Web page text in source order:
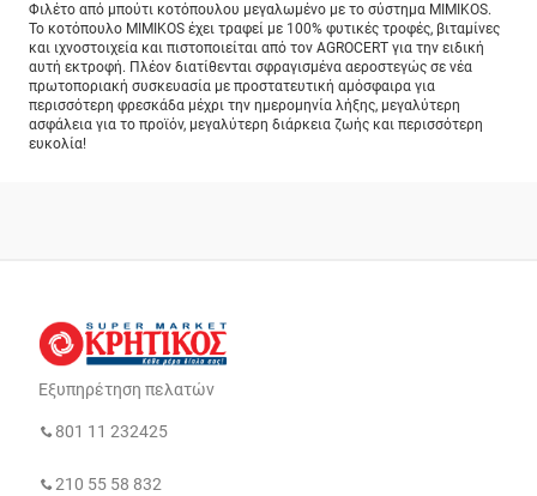
Φιλέτο από μπούτι κοτόπουλου μεγαλωμένο με το σύστημα MIMIKOS.
Το κοτόπουλο MIMIKOS έχει τραφεί με 100% φυτικές τροφές, βιταμίνες
και ιχνοστοιχεία και πιστοποιείται από τον AGROCERT για την ειδική
αυτή εκτροφή. Πλέον διατίθενται σφραγισμένα αεροστεγώς σε νέα
πρωτοποριακή συσκευασία με προστατευτική αμόσφαιρα για
περισσότερη φρεσκάδα μέχρι την ημερομηνία λήξης, μεγαλύτερη
ασφάλεια για το προϊόν, μεγαλύτερη διάρκεια ζωής και περισσότερη
ευκολία!
Εξυπηρέτηση πελατών
801 11 232425
210 55 58 832